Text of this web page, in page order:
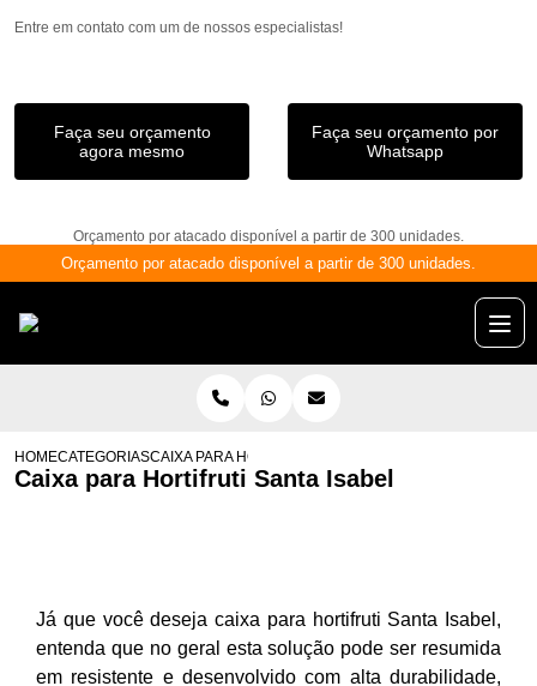
Entre em contato com um de nossos especialistas!
Faça seu orçamento
agora mesmo
Faça seu orçamento por
Whatsapp
Orçamento por atacado disponível a partir de 300 unidades.
Orçamento por atacado disponível a partir de 300 unidades.
HOMECATEGORIASCAIXA PARA HORTIFRUTI SANTA ISABEL
Caixa para Hortifruti Santa Isabel
Já que você deseja caixa para hortifruti Santa Isabel,
entenda que no geral esta solução pode ser resumida
em resistente e desenvolvido com alta durabilidade,